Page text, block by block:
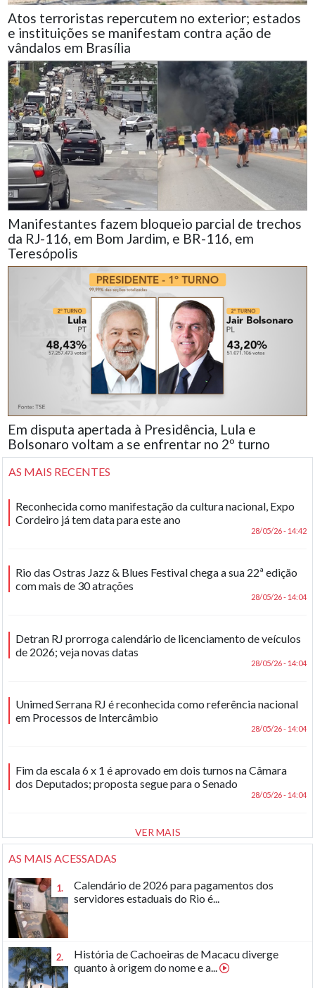
Atos terroristas repercutem no exterior; estados
e instituições se manifestam contra ação de
vândalos em Brasília
Manifestantes fazem bloqueio parcial de trechos
da RJ-116, em Bom Jardim, e BR-116, em
Teresópolis
Em disputa apertada à Presidência, Lula e
Bolsonaro voltam a se enfrentar no 2º turno
AS MAIS RECENTES
Reconhecida como manifestação da cultura nacional, Expo
Cordeiro já tem data para este ano
28/05/26 - 14:42
Rio das Ostras Jazz & Blues Festival chega a sua 22ª edição
com mais de 30 atrações
28/05/26 - 14:04
Detran RJ prorroga calendário de licenciamento de veículos
de 2026; veja novas datas
28/05/26 - 14:04
Unimed Serrana RJ é reconhecida como referência nacional
em Processos de Intercâmbio
28/05/26 - 14:04
Fim da escala 6 x 1 é aprovado em dois turnos na Câmara
dos Deputados; proposta segue para o Senado
28/05/26 - 14:04
VER MAIS
AS MAIS ACESSADAS
1.
Calendário de 2026 para pagamentos dos
servidores estaduais do Rio é...
2.
História de Cachoeiras de Macacu diverge
quanto à origem do nome e a...